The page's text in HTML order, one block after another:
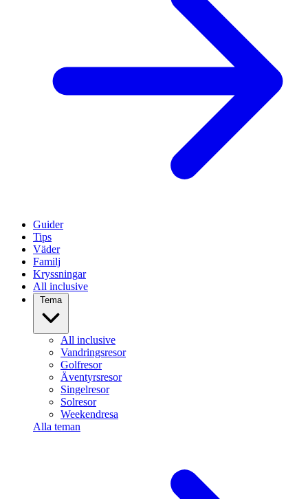
Guider
Tips
Väder
Familj
Kryssningar
All inclusive
Tema
All inclusive
Vandringsresor
Golfresor
Äventyrsresor
Singelresor
Solresor
Weekendresa
Alla teman